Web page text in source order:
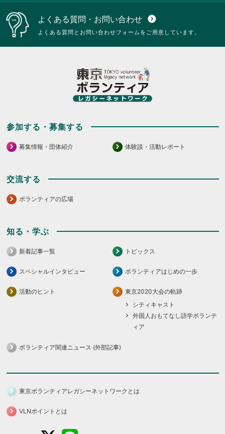
よくある質問・お問い合わせ expand_circle_down
よくある質問とお問い合わせフォームをご用意しています。
参加する・募集する
募集情報・団体紹介 体験談・活動レポート
交流する
ボランティアの広場
知る・学ぶ
新着記事一覧 トピックス
スペシャルインタビュー ボランティアはじめの一歩
活動のヒント
東京2020大会の軌跡
シティキャスト
外国人おもてなし語学ボランテ
ィア
ボランティア関連ニュース (外部記事)
東京ボランティアレガシーネットワークとは
VLNポイントとは